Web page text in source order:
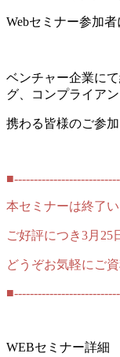
Webセミナー参加
ベンチャー企業に
グ、コンプライア
携わる皆様のご参
本セミナーは終了
ご好評につき3月25
どうぞお気軽にご
WEBセミナー詳細